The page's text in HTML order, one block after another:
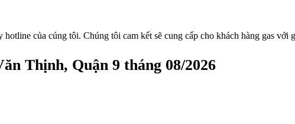
của cúng tôi. Chúng tôi cam kết sẽ cung cấp cho khách hàng gas với
Thịnh, Quận 9 tháng 08/2026